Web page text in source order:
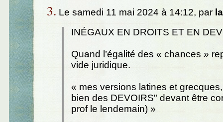
3. Le samedi 11 mai 2024 à 14:12, par
INÉGAUX EN DROITS ET EN
Quand l’égalité des « chances »
vide juridique.
« mes versions latines et
bien des DEVOIRS" devant être
prof le lendemain) »